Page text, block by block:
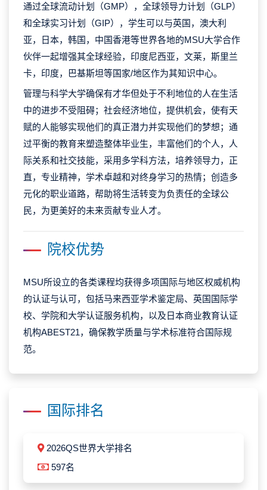
通过全球流动计划（GMP），全球领导力计划（GLP）
和全球实习计划（GIP），学生可以与英国，澳大利
亚，日本，韩国，中国香港等世界各地的MSU大学合作
伙伴一起增强其全球经验，印度尼西亚，文莱，斯里兰
卡，印度，巴基斯坦等国家/地区作为其知识中心。
管理与科学大学确保有才华但处于不利地位的人在生活
中的进步不受阻碍；社会经济地位，提供机会，使有天
赋的人能够实现他们的真正潜力并实现他们的梦想；通
过平衡的教育来塑造整体毕业生，丰富他们的个人，人
际关系和社交技能，采用多学科方法，培养领导力，正
直，专业精神，学术卓越和对终身学习的热情；创造多
元化的职业道路，帮助将生活转变为负责任的全球公
民，为更美好的未来贡献专业人才。
院校优势
MSU所设立的各类课程均获得多项国际与地区权威机构
的认证与认可，包括马来西亚学术鉴定局、英国国际学
校、学院和大学认证服务机构，以及日本商业教育认证
机构ABEST21，确保教学质量与学术标准符合国际规
范。
国际排名
2026QS世界大学排名
597名